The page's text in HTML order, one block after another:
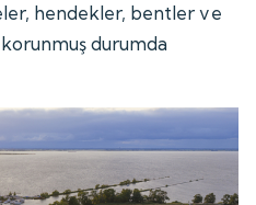
hendekler, bentler ve
durumda